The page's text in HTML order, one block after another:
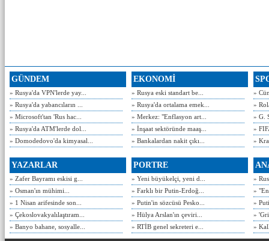
GÜNDEM
» Rusya'da VPN'lerde yay...
» Rusya'da yabancıların ...
» Microsoft'tan 'Rus hac...
» Rusya'da ATM'lerde dol...
» Domodedovo'da kimyasal...
EKONOMİ
» Rusya eski standart be...
» Rusya'da ortalama emek...
» Merkez: "Enflasyon art...
» İnşaat sektöründe maaş...
» Bankalardan nakit çıkı...
»
»
» G.
»
»
YAZARLAR
» Zafer Bayramı eskisi g...
» Osman'ın mühimi...
» 1 Nisan arifesinde son...
» Çekoslovakyalılaştıram...
» Banyo bahane, sosyalle...
PORTRE
» Yeni büyükelçi, yeni d...
» Farklı bir Putin-Erdoğ...
» Putin'in sözcüsü Pesko...
» Hülya Arslan'ın çeviri...
» RTİB genel sekreteri e...
»
»
»
»
»